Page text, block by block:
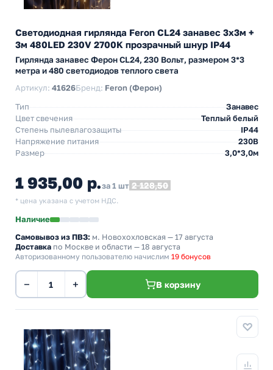
Светодиодная гирлянда Feron CL24 занавес 3х3м +
3м 480LED 230V 2700K прозрачный шнур IP44
Гирлянда занавес Ферон CL24, 230 Вольт, размером 3*3
метра и 480 светодиодов теплого света
Артикул: 41626Бренд: Feron (Ферон)
Тип
Занавес
Цвет свечения
Теплый белый
Степень пылевлагозащиты
IP44
Напряжение питания
230В
Размер
3,0*3,0м
1 935,00 р.за 1 шт 2 128,50
* цена указана с учетом НДС.
Наличие
Самовывоз из ПВЗ: м. Новохохловская — 17 августа
Доставка по Москве и области — 18 августа
Авторизованному пользователю начислим 19 бонусов
− + В корзину